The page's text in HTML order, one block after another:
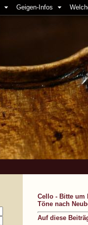
Geigen-Infos
Cello - Bitte um
Töne nach
Auf diese